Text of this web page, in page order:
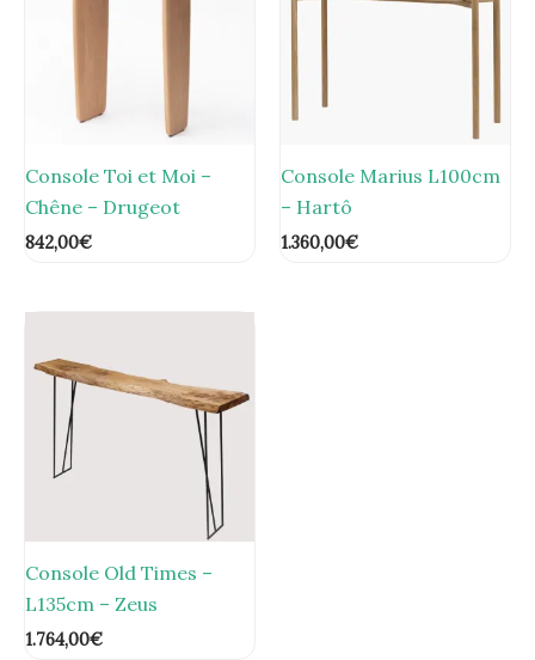
Console Toi et Moi –
Chêne – Drugeot
842,00€
Console Marius L100cm
– Hartô
1.360,00€
Console Old Times –
L135cm – Zeus
1.764,00€